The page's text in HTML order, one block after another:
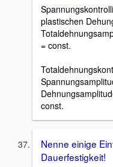
plastischen
= const.
const.
Nenne einige
Dauerfestigkeit!